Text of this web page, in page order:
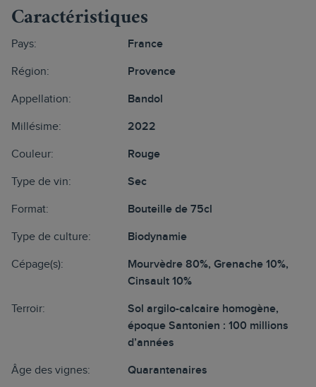
Caractéristiques
Pays: France
Région: Provence
Appellation: Bandol
Millésime: 2022
Couleur: Rouge
Type de vin: Sec
Format: Bouteille de 75cl
Type de culture: Biodynamie
Cépage(s):
Mourvèdre 80%, Grenache 10%,
Cinsault 10%
Terroir:
Sol argilo-calcaire homogène,
époque Santonien : 100 millions
d’années
Âge des vignes: Quarantenaires